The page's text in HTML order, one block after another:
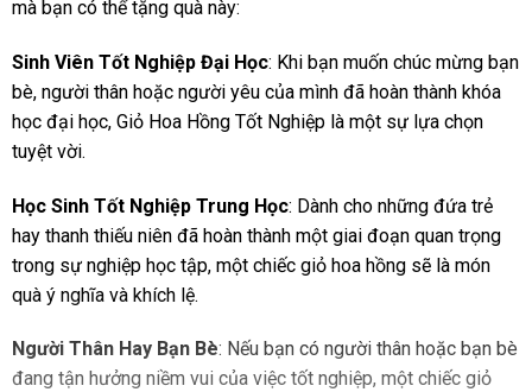
mà bạn có thể tặng quà này:
Sinh Viên Tốt Nghiệp Đại Học: Khi bạn muốn chúc mừng bạn
bè, người thân hoặc người yêu của mình đã hoàn thành khóa
học đại học, Giỏ Hoa Hồng Tốt Nghiệp là một sự lựa chọn
tuyệt vời.
Học Sinh Tốt Nghiệp Trung Học: Dành cho những đứa trẻ
hay thanh thiếu niên đã hoàn thành một giai đoạn quan trọng
trong sự nghiệp học tập, một chiếc giỏ hoa hồng sẽ là món
quà ý nghĩa và khích lệ.
Người Thân Hay Bạn Bè: Nếu bạn có người thân hoặc bạn bè
đang tận hưởng niềm vui của việc tốt nghiệp, một chiếc giỏ